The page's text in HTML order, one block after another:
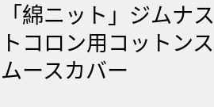
「綿ニット」ジムナス
トコロン用コットンス
ムースカバー